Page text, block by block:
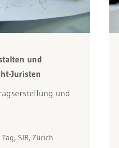
und
Juristen
und
SIB, Zürich